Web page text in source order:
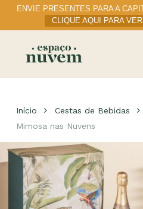
ENVIE PRESENTES PARA A
CLIQUE AQUI PARA
Cart
Início Cestas de Bebidas
Mimosa nas Nuvens